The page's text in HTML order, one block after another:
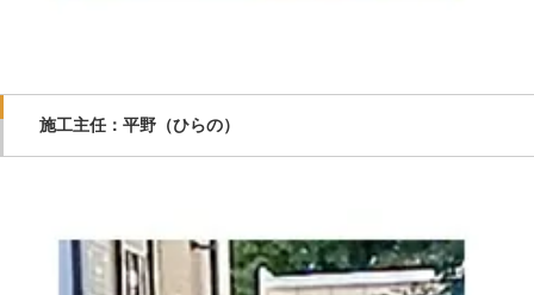
施工主任：平野（ひらの）